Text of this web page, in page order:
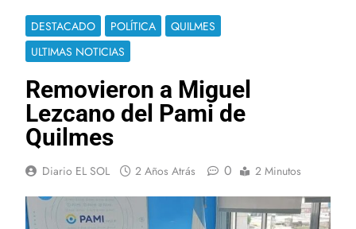
DESTACADO POLÍTICA
QUILMES
ULTIMAS NOTICIAS
Removieron a Miguel
Lezcano del Pami de
Quilmes
Diario EL SOL 2 Años Atrás 0 2 Minutos